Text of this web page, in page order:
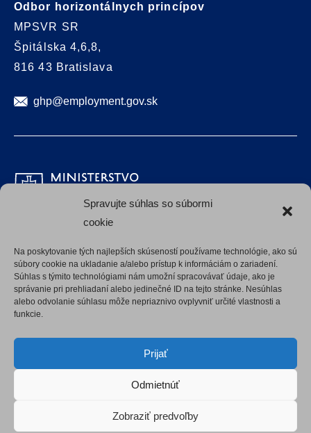
Spravujte súhlas so súbormi
cookie
Na poskytovanie tých najlepších skúseností používame technológie, ako sú
súbory cookie na ukladanie a/alebo prístup k informáciám o zariadení.
Súhlas s týmito technológiami nám umožní spracovávať údaje, ako je
správanie pri prehliadaní alebo jedinečné ID na tejto stránke. Nesúhlas
alebo odvolanie súhlasu môže nepriaznivo ovplyvniť určité vlastnosti a
funkcie.
Prijať
Odmietnúť
Zobraziť predvoľby
Odbor horizontálnych princípov
MPSVR SR
Špitálska 4,6,8,
816 43 Bratislava
ghp@employment.gov.sk
Vyhlásenie o prístupnosti